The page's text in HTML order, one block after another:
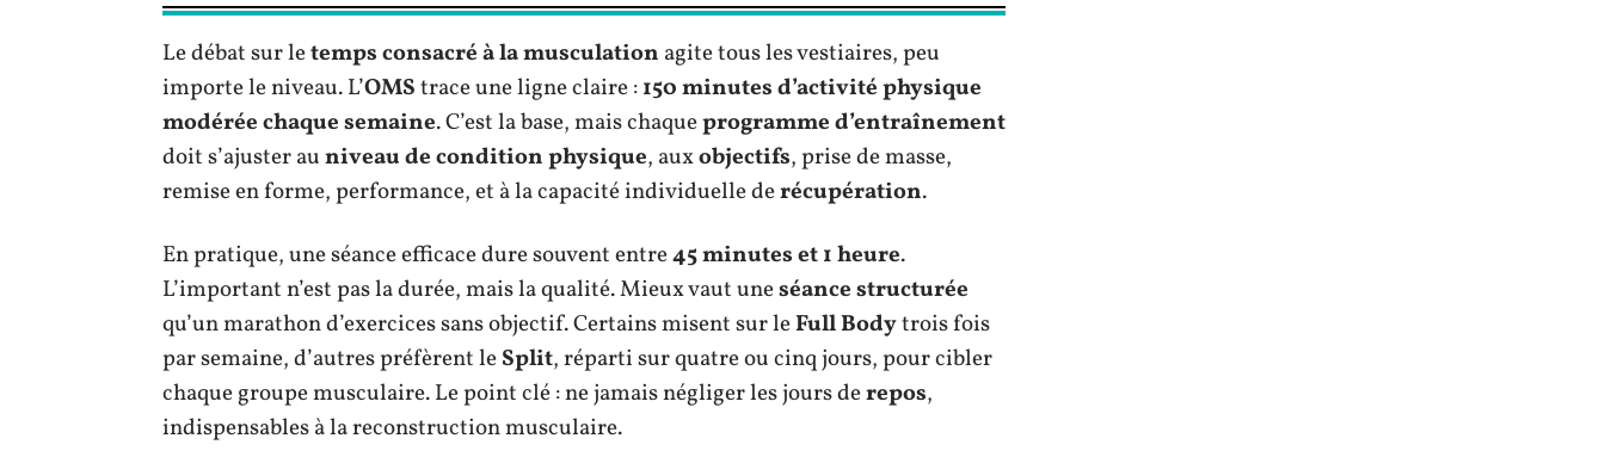
Le débat sur letemps consacré à la musculation agite tous les vestiaires, peu
importe le niveau. L’OMStrace une ligne claire :150 minutes d’activité physique
modérée chaque semaine. C’est la base, mais chaqueprogramme d’entraînement
doit s’ajuster auniveau de condition physique, auxobjectifs, prise de masse,
remise en forme, performance, et à la capacité individuelle derécupération.
En pratique, une séance efficace dure souvent entre45 minutes et 1 heure.
L’important n’est pas la durée, mais la qualité. Mieux vaut uneséance structurée
qu’un marathon d’exercices sans objectif. Certains misent sur leFull Bodytrois fois
par semaine, d’autres préfèrent leSplit, réparti sur quatre ou cinq jours, pour cibler
chaque groupe musculaire. Le point clé : ne jamais négliger les jours derepos,
indispensables à la reconstruction musculaire.